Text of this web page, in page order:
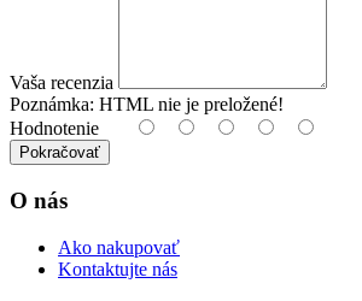
Vaša recenzia
Poznámka: HTML nie je preložené!
Hodnotenie
Pokračovať
O nás
Ako nakupovať
Kontaktujte nás